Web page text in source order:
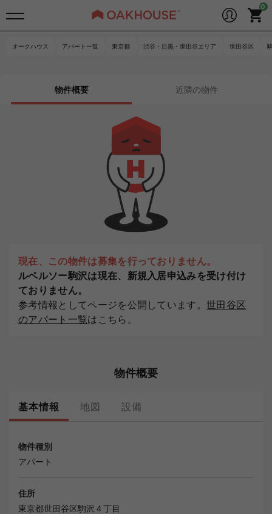
オークハウス アパート一覧 東京都 渋谷・目黒・世田谷エリア 世田谷区
物件概要 近隣の物件
現在、この物件は募集を行っておりません。
ルベルソー駒沢は現在、新規入居申込みを受け付け
ておりません。
参考情報としてページを公開しています。世田谷区
のアパート一覧はこちら。
物件概要
基本情報 地図 設備
物件種別
アパート
住所
東京都世田谷区駒沢４丁目